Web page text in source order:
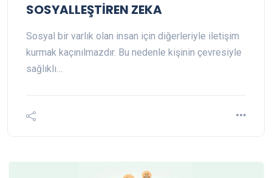
SOSYALLEŞTİREN ZEKA
Sosyal bir varlık olan insan için diğerleriyle iletişim
kurmak kaçınılmazdır. Bu nedenle kişinin çevresiyle
sağlıklı…